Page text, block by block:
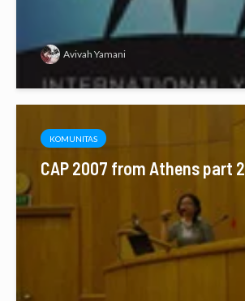
Avivah Yamani
KOMUNITAS
CAP 2007 from Athens part 2